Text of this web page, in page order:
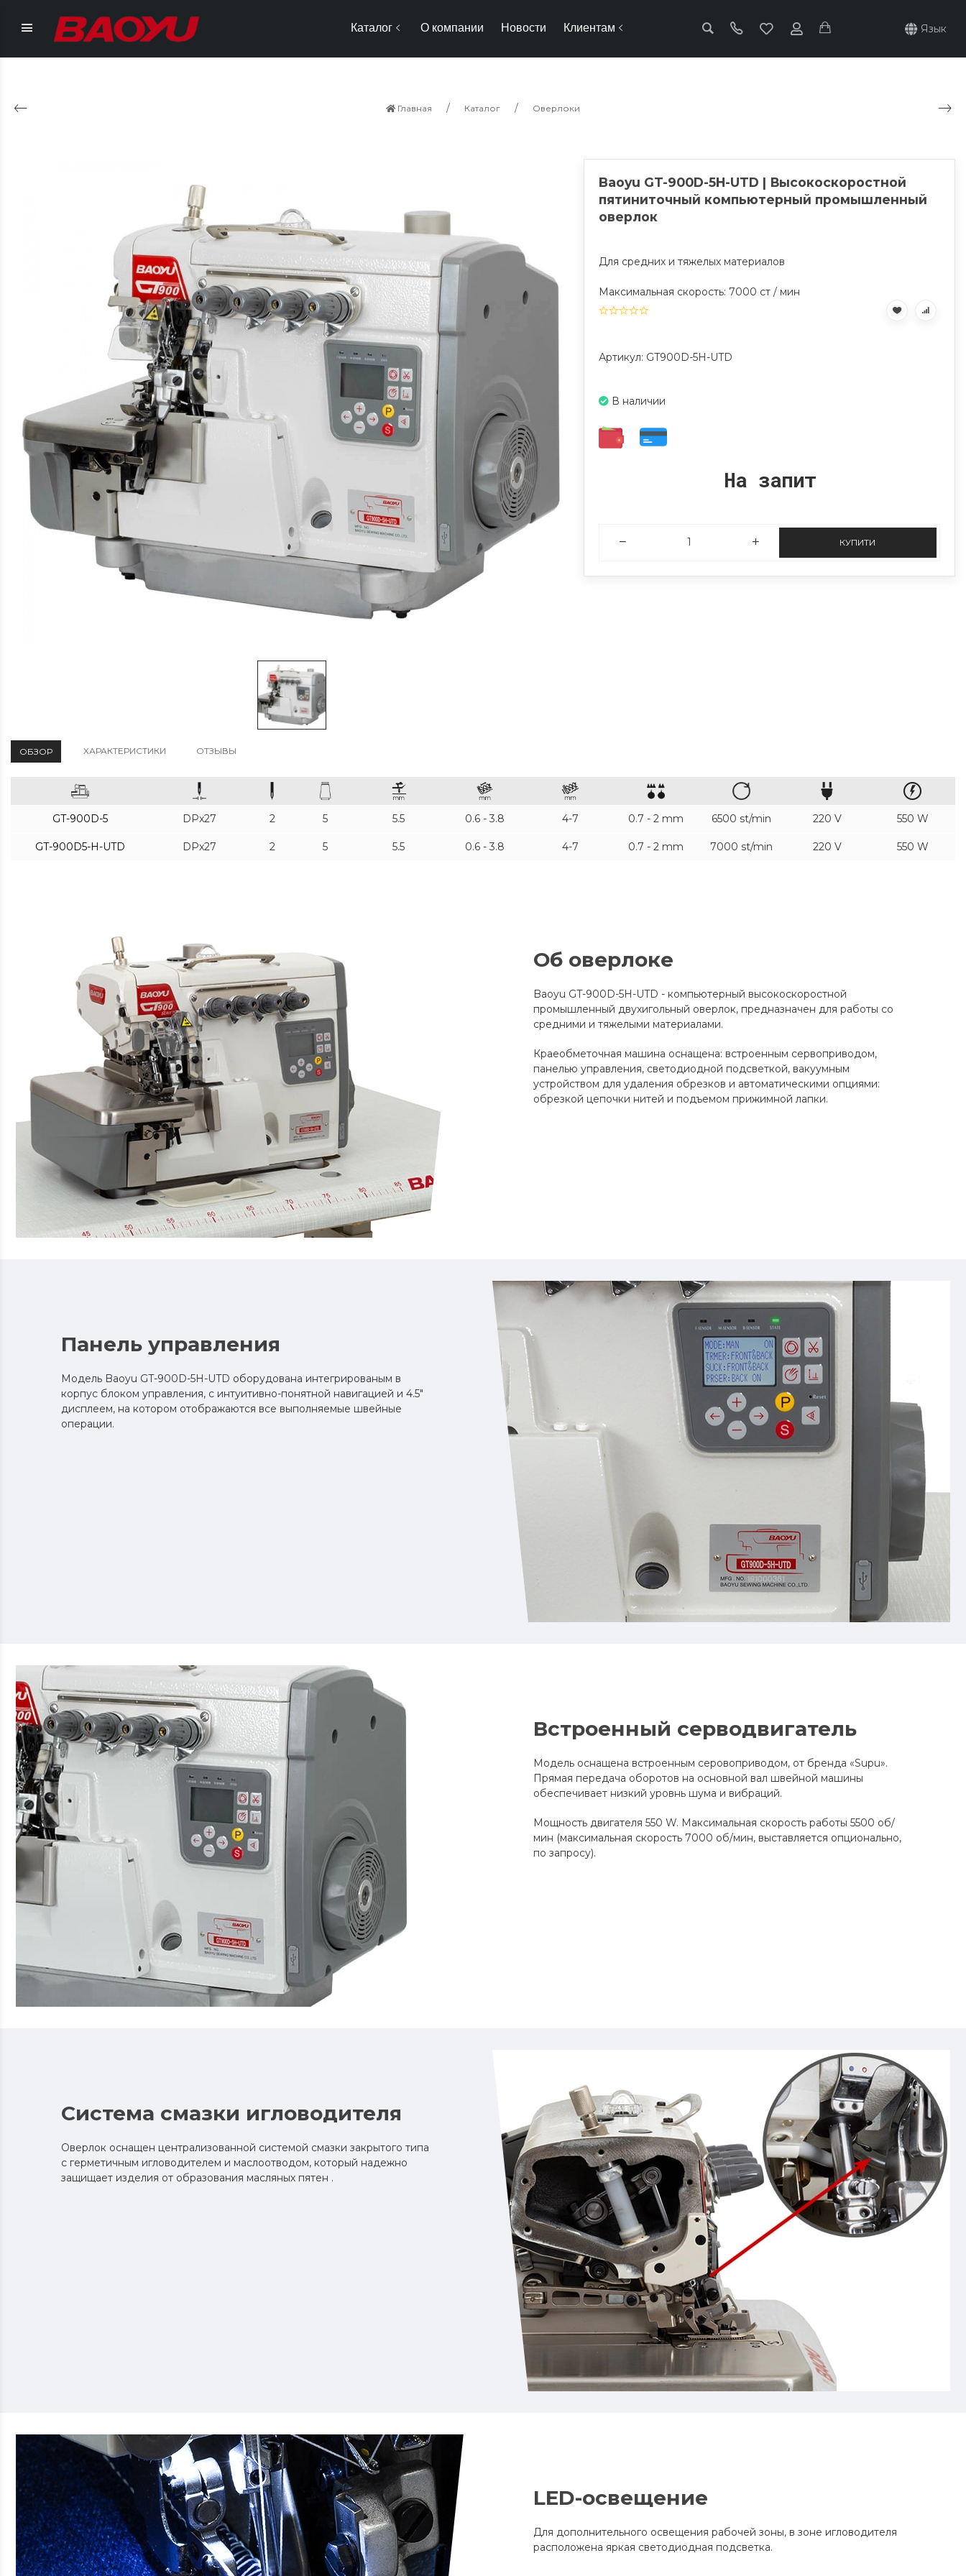
Каталог О компании Новости Клиентам Язык
Главная Каталог Оверлоки
Baoyu GT-900D-5H-UTD | Высокоскоростной
пятиниточный компьютерный промышленный
оверлок
Для средних и тяжелых материалов
Максимальная скорость: 7000 ст / мин
Артикул: GT900D-5H-UTD
В наличии
На запит
КУПИТИ
ОБЗОР ХАРАКТЕРИСТИКИ ОТЗЫВЫ
GT-900D-5 DPx27 2 5 5.5 0.6 - 3.8 4-7 0.7 - 2 mm 6500 st/min 220 V 550 W
GT-900D5-H-UTD DPx27 2 5 5.5 0.6 - 3.8 4-7 0.7 - 2 mm 7000 st/min 220 V 550 W
Об оверлоке
Baoyu GT-900D-5H-UTD - компьютерный высокоскоростной
промышленный двухигольный оверлок, предназначен для работы со
средними и тяжелыми материалами.
Краеобметочная машина оснащена: встроенным сервоприводом,
панелью управления, светодиодной подсветкой, вакуумным
устройством для удаления обрезков и автоматическими опциями:
обрезкой цепочки нитей и подъемом прижимной лапки.
Панель управления
Модель Baoyu GT-900D-5H-UTD оборудована интегрированым в
корпус блоком управления, с интуитивно-понятной навигацией и 4.5"
дисплеем, на котором отображаются все выполняемые швейные
операции.
Встроенный серводвигатель
Модель оснащена встроенным серовоприводом, от бренда «Supu».
Прямая передача оборотов на основной вал швейной машины
обеспечивает низкий уровнь шума и вибраций.
Мощность двигателя 550 W. Максимальная скорость работы 5500 об/
мин (максимальная скорость 7000 об/мин, выставляется опционально,
по запросу).
Система смазки игловодителя
Оверлок оснащен централизованной системой смазки закрытого типа
с герметичным игловодителем и маслоотводом, который надежно
защищает изделия от образования масляных пятен .
LED-освещение
Для дополнительного освещения рабочей зоны, в зоне игловодителя
расположена яркая светодиодная подсветка.